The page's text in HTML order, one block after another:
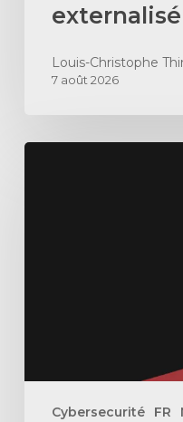
Louis-Christophe
7 août 2026
Cybersecurité FR
?